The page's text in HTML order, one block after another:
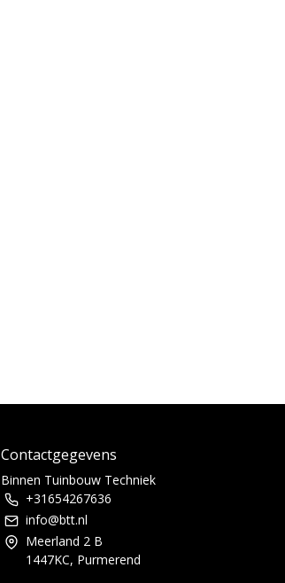
Contactgegevens
Binnen Tuinbouw Techniek
+31654267636
info@btt.nl
Meerland 2 B
1447KC, Purmerend